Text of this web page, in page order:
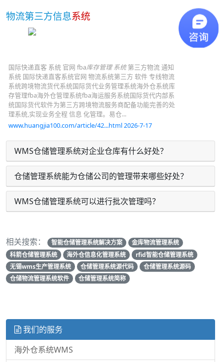
物流第三方信息系统
国际快递直客 系统 官网 fba库存管理 系统第三方物流 通知
系统 国际快递直客系统官网 物流系统第三方 软件 专线物流
系统跨境物流货代系统国际货代业务管理系统海外仓系统库
存管理fba海外仓管理系统fba海运服务系统国际货代内部系
统国际货代软件为第三方跨境物流服务商配备功能完善的处
理系统,实现业务全程 信息 化管理。易仓...
www.huangjia100.com/article/42...html 2026-7-17
WMS仓储管理系统对企业仓库有什么好处？
仓储管理系统能为仓储公司的管理带来哪些好处？
WMS仓储管理系统可以进行批次管理吗？
相关搜索： 智能仓储管理系统解决方案
金库物流管理系统
科箭仓储管理系统
海外仓信息化管理系统
rfid智能仓储管理系统
无锡wms生产管理系统
仓储管理系统源代码
仓储管理系统源码
仓储物流管理系统软件
仓储管理系统简称
我们的服务
海外仓系统WMS